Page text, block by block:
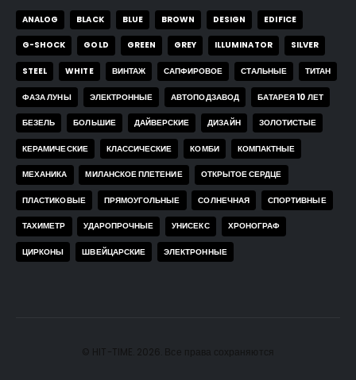
ANALOG BLACK BLUE BROWN DESIGN EDIFICE
G-SHOCK GOLD GREEN GREY ILLUMINATOR SILVER
STEEL WHITE ВИНТАЖ САПФИРОВОЕ СТАЛЬНЫЕ ТИТАН
ФАЗА ЛУНЫ ЭЛЕКТРОННЫЕ АВТОПОДЗАВОД БАТАРЕЯ 10 ЛЕТ
БЕЗЕЛЬ БОЛЬШИЕ ДАЙВЕРСКИЕ ДИЗАЙН ЗОЛОТИСТЫЕ
КЕРАМИЧЕСКИЕ КЛАССИЧЕСКИЕ КОМБИ КОМПАКТНЫЕ
МЕХАНИКА МИЛАНСКОЕ ПЛЕТЕНИЕ ОТКРЫТОЕ СЕРДЦЕ
ПЛАСТИКОВЫЕ ПРЯМОУГОЛЬНЫЕ СОЛНЕЧНАЯ СПОРТИВНЫЕ
ТАХИМЕТР УДАРОПРОЧНЫЕ УНИСЕКС ХРОНОГРАФ
ЦИРКОНЫ ШВЕЙЦАРСКИЕ ЭЛЕКТРОННЫЕ
© HIT-TIME. 2026. Все права сохраняются